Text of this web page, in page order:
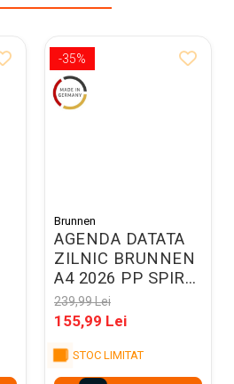
-35%
Brunnen
AGENDA DATATA
ZILNIC BRUNNEN
A4 2026 PP SPIRA
GRI METALIC
789619066
239,99 Lei
155,99 Lei
STOC LIMITAT